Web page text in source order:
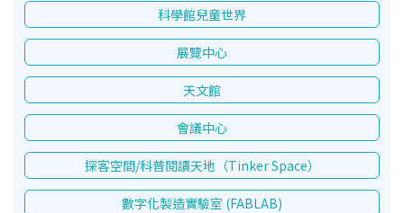
科學館兒童世界
展覽中心
天文館
會議中心
探客空間/科普閱讀天地（Tinker Space）
數字化製造實驗室 (FABLAB)